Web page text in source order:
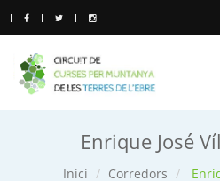
Enrique José
Inici Corredors